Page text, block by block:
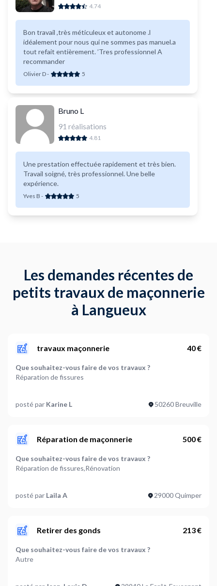
4.74
Bon travail ,très méticuleux et autonome .l
idéalement pour nous qui ne sommes pas manuel.a
tout refait entièrement. ’Tres professionnel A
recommander
Olivier D- 5
Bruno L
91 réalisations
4.81
Une prestation effectuée rapidement et très bien.
Travail soigné, très professionnel. Une belle
expérience.
Yves B - 5
Les demandes récentes de
petits travaux de maçonnerie
à Langueux
travaux maçonnerie 40 €
Que souhaitez-vous faire de vos travaux ?
Réparation de fissures
Extérieur
Je suis prêt à démarrer
posté par Karine L 50260 Breuville
Réparation de maçonnerie 500 €
Que souhaitez-vous faire de vos travaux ?
Réparation de fissures,Rénovation
Extérieur
Je suis prêt à démarrer
Plus d’infos...
Crépi à refaire sur un mur et grosse fissure à rattraper
posté par Laila A 29000 Quimper
Retirer des gonds 213 €
Que souhaitez-vous faire de vos travaux ?
Autre